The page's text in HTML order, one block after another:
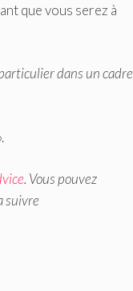
que vous serez à
dans un cadre
. Vous pouvez
suivre